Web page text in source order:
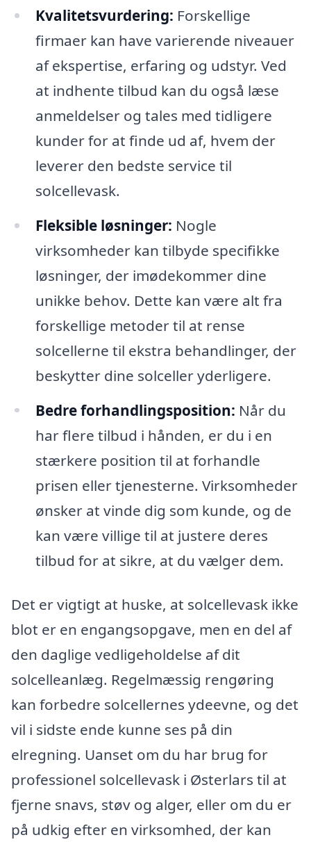
Kvalitetsvurdering: Forskellige
firmaer kan have varierende niveauer
af ekspertise, erfaring og udstyr. Ved
at indhente tilbud kan du også læse
anmeldelser og tales med tidligere
kunder for at finde ud af, hvem der
leverer den bedste service til
solcellevask.
Fleksible løsninger: Nogle
virksomheder kan tilbyde specifikke
løsninger, der imødekommer dine
unikke behov. Dette kan være alt fra
forskellige metoder til at rense
solcellerne til ekstra behandlinger, der
beskytter dine solceller yderligere.
Bedre forhandlingsposition: Når du
har flere tilbud i hånden, er du i en
stærkere position til at forhandle
prisen eller tjenesterne. Virksomheder
ønsker at vinde dig som kunde, og de
kan være villige til at justere deres
tilbud for at sikre, at du vælger dem.
Det er vigtigt at huske, at solcellevask ikke
blot er en engangsopgave, men en del af
den daglige vedligeholdelse af dit
solcelleanlæg. Regelmæssig rengøring
kan forbedre solcellernes ydeevne, og det
vil i sidste ende kunne ses på din
elregning. Uanset om du har brug for
professionel solcellevask i Østerlars til at
fjerne snavs, støv og alger, eller om du er
på udkig efter en virksomhed, der kan